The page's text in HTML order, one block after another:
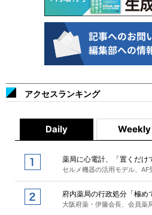
アクセスランキング
Daily Weekly
薬局に心電計、「置くだけ
セルメ機器の活用モデル、AF
府内薬局の行政処分「極め
大阪府薬・伊藤会長、会員薬